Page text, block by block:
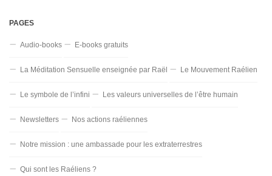
PAGES
Audio-books E-books gratuits
La Méditation Sensuelle enseignée par Raël Le Mouvement Raélien
Le symbole de l’infini Les valeurs universelles de l’être humain
Newsletters Nos actions raéliennes
Notre mission : une ambassade pour les extraterrestres
Qui sont les Raéliens ?